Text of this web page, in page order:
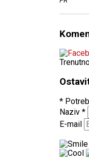
*
Naziv *
E-mail